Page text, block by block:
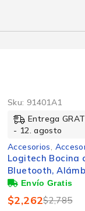
Sku: 91401A1
Entrega
- 12. agosto
Accesorios
Logitech Bocina
Bluetooth,
40W RMS, USB,
$2,785
$2,262